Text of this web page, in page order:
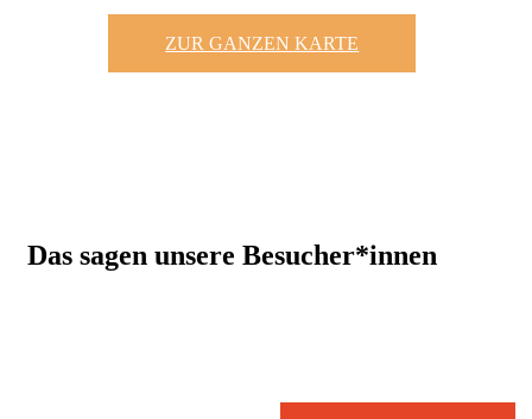
ZUR GANZEN KARTE
Das sagen unsere Besucher*innen